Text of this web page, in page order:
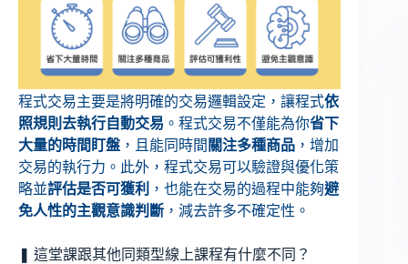
程式交易主要是將明確的交易邏輯設定，讓程式依
照規則去執行自動交易 。程式交易不僅能為你省下
大量的時間盯盤 ，且能同時間 關注多種商品 ，增加
交易的執行力。此外，程式交易可以驗證與優化策
略並評估是否可獲利 ，也能在交易的過程中能夠避
免人性的主觀意識判斷 ，減去許多不確定性。
這堂課跟其他同類型線上課程有什麼不同？